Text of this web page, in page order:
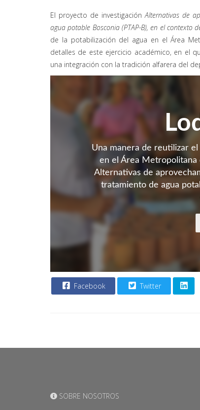
El proyecto de investigación Alternativas de
agua potable Bosconia (PTAP-B), en el contexto
de la potabilización del agua en el Área
detalles de este ejercicio académico, en el
una integración con la tradición alfarera del
Una manera de reutilizar
en el Área Metropolitana
Alternativas de
tratamiento de agua
Facebook Twitter
SOBRE NOSOTROS